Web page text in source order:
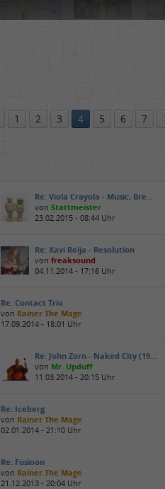
1 2 3 4 5 6 7
Re: Viola Crayola - Music, Bre…
vonStattmeister
23.02.2015 - 08:44 Uhr
Re: Xavi Reija - Resolution
vonfreaksound
04.11.2014 - 17:16 Uhr
Re: Contact Trio
von Rainer The Mage
17.09.2014 - 18:01 Uhr
Re: John Zorn - Naked City (19…
von Mr. Upduff
11.03.2014 - 20:15 Uhr
Re: Iceberg
von Rainer The Mage
02.01.2014 - 21:10 Uhr
Re: Fusioon
von Rainer The Mage
21.12.2013 - 20:04 Uhr